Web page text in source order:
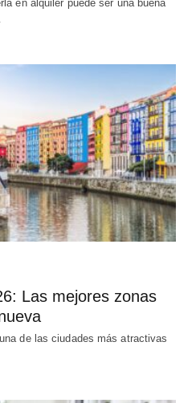
en alquiler puede ser una buena
Las mejores zonas
de las ciudades más atractivas